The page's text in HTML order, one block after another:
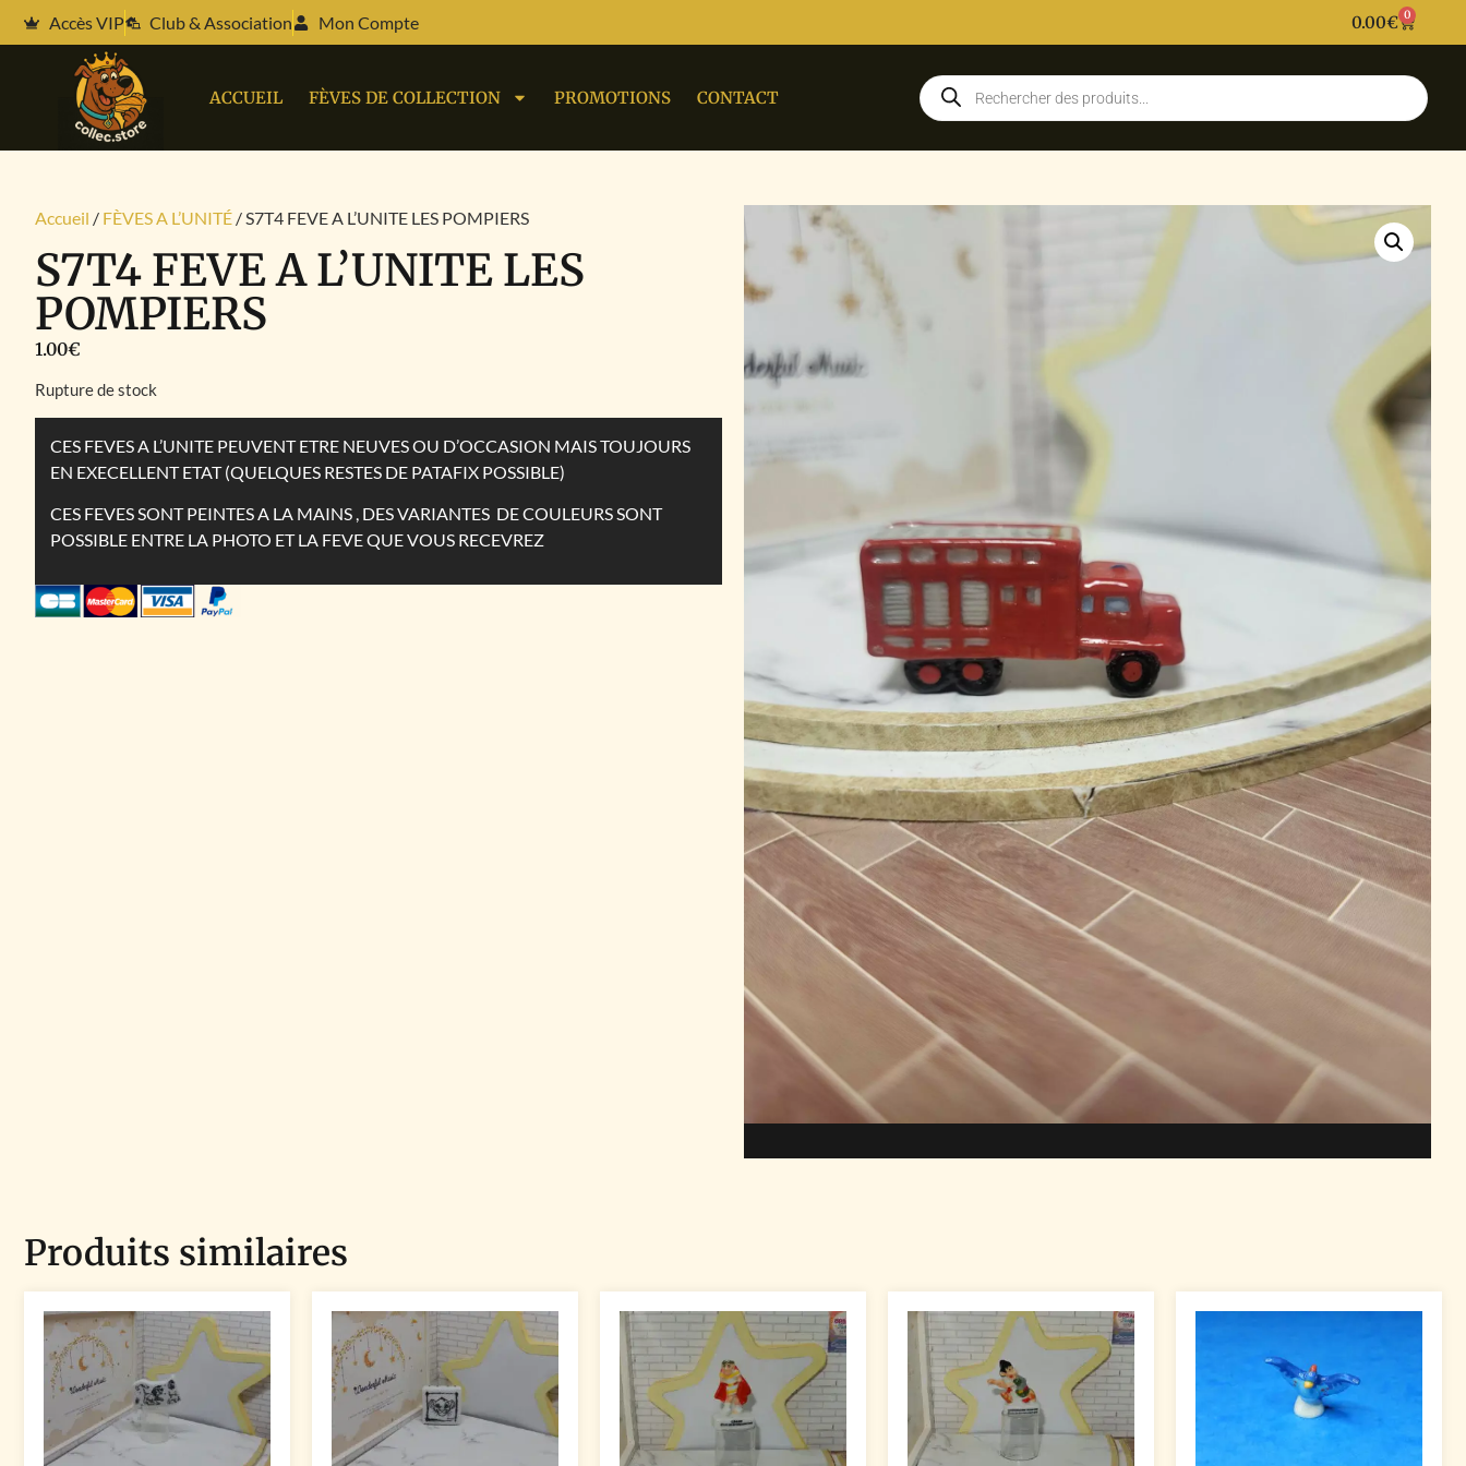
Accès VIP Club & Association Mon Compte 0.00€ 0
ACCUEIL FÈVES DE COLLECTION PROMOTIONS CONTACT
Accueil / FÈVES A L’UNITÉ / S7T4 FEVE A L’UNITE LES POMPIERS
S7T4 FEVE A L’UNITE LES
POMPIERS
1.00€
Rupture de stock
CES FEVES A L’UNITE PEUVENT ETRE NEUVES OU D’OCCASION MAIS TOUJOURS
EN EXECELLENT ETAT (QUELQUES RESTES DE PATAFIX POSSIBLE)
CES FEVES SONT PEINTES A LA MAINS , DES VARIANTES DE COULEURS SONT
POSSIBLE ENTRE LA PHOTO ET LA FEVE QUE VOUS RECEVREZ
Produits similaires